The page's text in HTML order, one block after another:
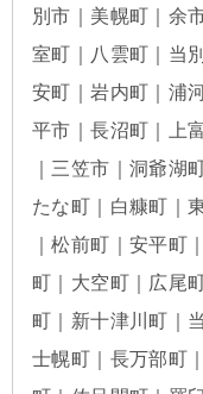
別市｜美幌町｜余
室町｜八雲町｜当
安町｜岩内町｜浦
平市｜長沼町｜上
｜三笠市｜洞爺湖
たな町｜白糠町｜
｜松前町｜安平町
町｜大空町｜広尾
町｜新十津川町｜
士幌町｜長万部町